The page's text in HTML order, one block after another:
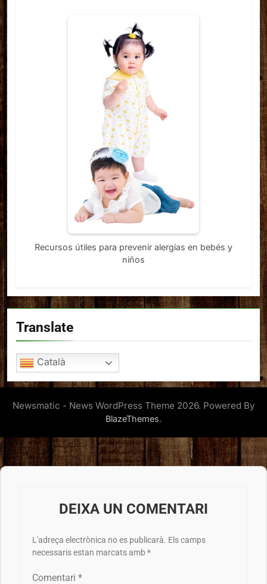
Recursos útiles para prevenir alergias en bebés y
niños
Translate
Català
Newsmatic - News WordPress Theme 2026. Powered By
BlazeThemes.
DEIXA UN COMENTARI
L'adreça electrònica no es publicarà. Els camps
necessaris estan marcats amb *
Comentari *